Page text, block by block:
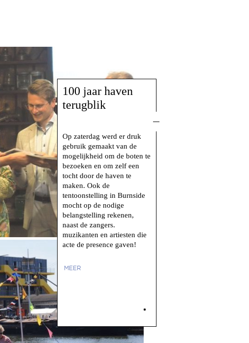
100 jaar haven
terugblik
Op zaterdag werd er druk
gebruik gemaakt van de
mogelijkheid om de boten te
bezoeken en om zelf een
tocht door de haven te
maken. Ook de
tentoonstelling in Burnside
mocht op de nodige
belangstelling rekenen,
naast de zangers.
muzikanten en artiesten die
acte de presence gaven!
MEER